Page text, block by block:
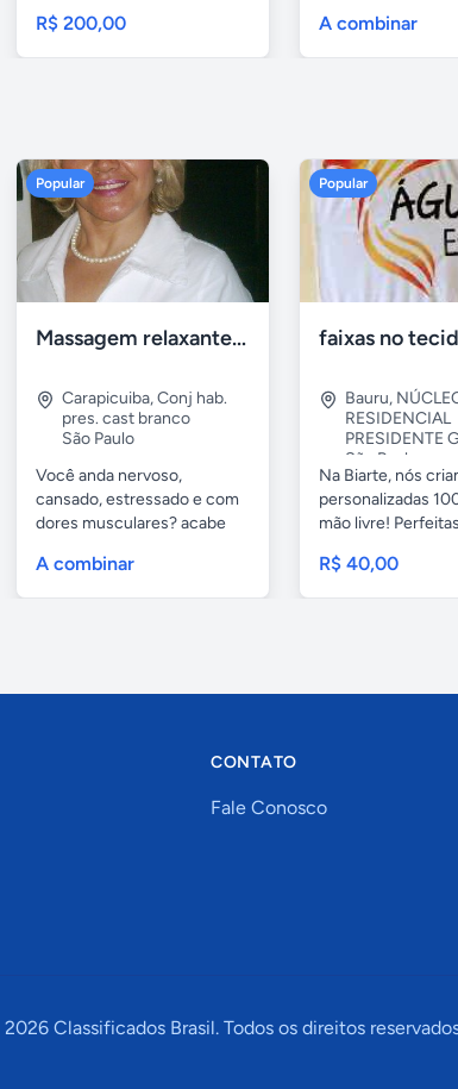
R$ 200,00 A combinar
Popular
Massagem relaxante- terapeutica e depilação
Carapicuiba,Conj hab.
pres. cast branco
São Paulo
Você anda nervoso,
cansado, estressado e com
dores musculares? acabe
A combinar
Popular
Bauru,
RESIDENCIAL
PRESIDENTE
São Paulo
Na Biarte, nós
personalizadas
mão livre!
R$ 40,00
CONTATO
Fale Conosco
2026Classificados Brasil. Todos os direitos